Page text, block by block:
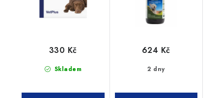
Skladem
330 Kč
2 dny
624 Kč